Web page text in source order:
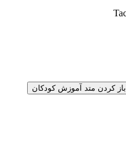
باز کردن متد آموزش کودکان